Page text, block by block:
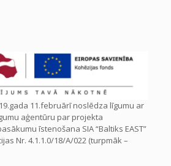
11.februārī noslēdza līgumu ar
aģentūru par projekta
īstenošana SIA “Baltiks EAST”
Nr. 4.1.1.0/18/A/022 (turpmāk –